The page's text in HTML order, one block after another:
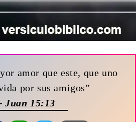
amor que este, que uno
por sus amigos”
15:13